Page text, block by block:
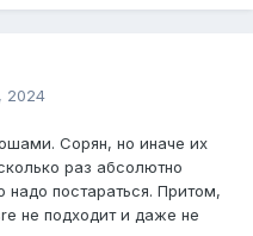
2024
Сорян, но иначе их
раз абсолютно
постараться. Притом,
не подходит и даже не